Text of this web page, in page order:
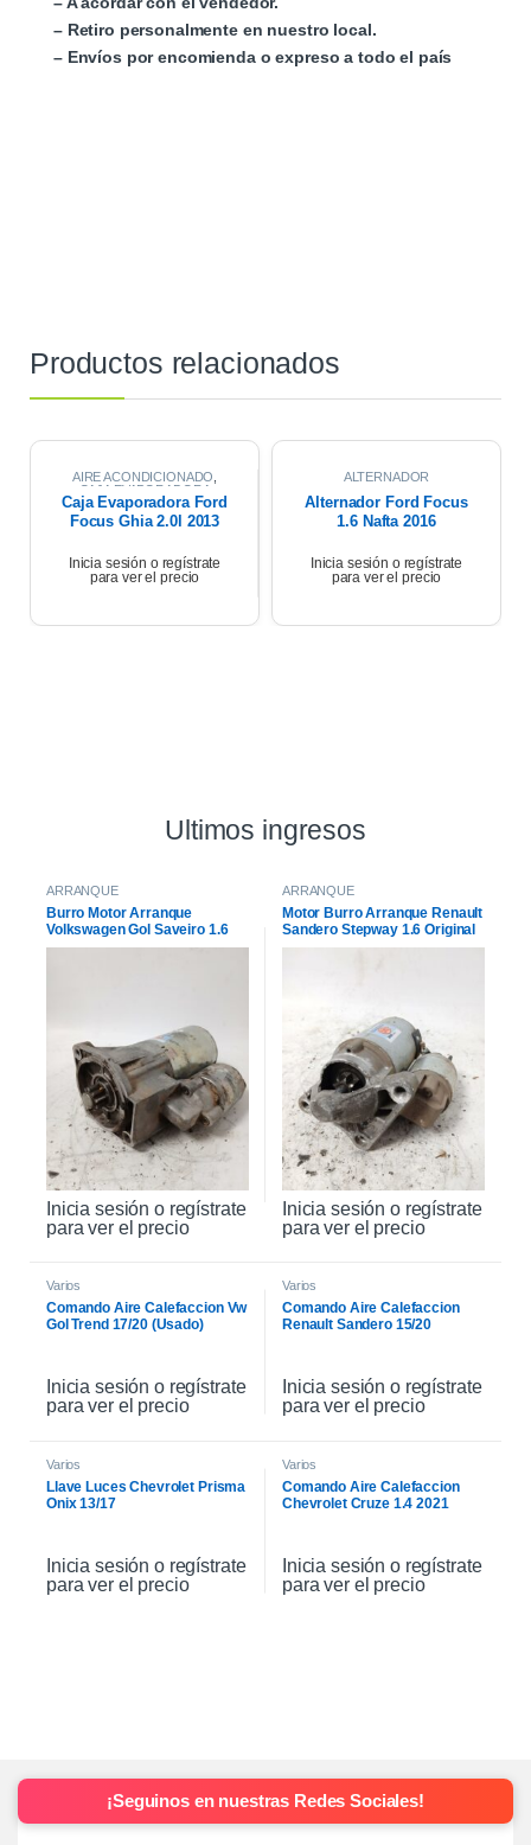
– Retiro personalmente en nuestro local.
– Envíos por encomienda o expreso a todo el país
Productos relacionados
AIRE ACONDICIONADO
CAJA EVAPORADORA
Caja Evaporadora Ford
Focus Ghia 2.0l 2013
Inicia sesión o regístrate
para ver el precio
ALTERNADOR
Alternador Ford Focus
1.6 Nafta 2016
Inicia sesión o regístrate
para ver el precio
Ultimos ingresos
ARRANQUE
Burro Motor Arranque
Volkswagen Gol Saveiro 1.6
Inicia sesión o regístrate
para ver el precio
ARRANQUE
Motor Burro Arranque Renault
Sandero Stepway 1.6 Original
Inicia sesión o regístrate
para ver el precio
Varios
Comando Aire Calefaccion Vw
Gol Trend 17/20 (Usado)
Inicia sesión o regístrate
para ver el precio
Varios
Comando Aire Calefaccion
Renault Sandero 15/20
Inicia sesión o regístrate
para ver el precio
Varios
Llave Luces Chevrolet Prisma
Onix 13/17
Inicia sesión o regístrate
para ver el precio
Varios
Comando Aire Calefaccion
Chevrolet Cruze 1.4 2021
Inicia sesión o regístrate
para ver el precio
¡Seguinos en nuestras Redes Sociales!